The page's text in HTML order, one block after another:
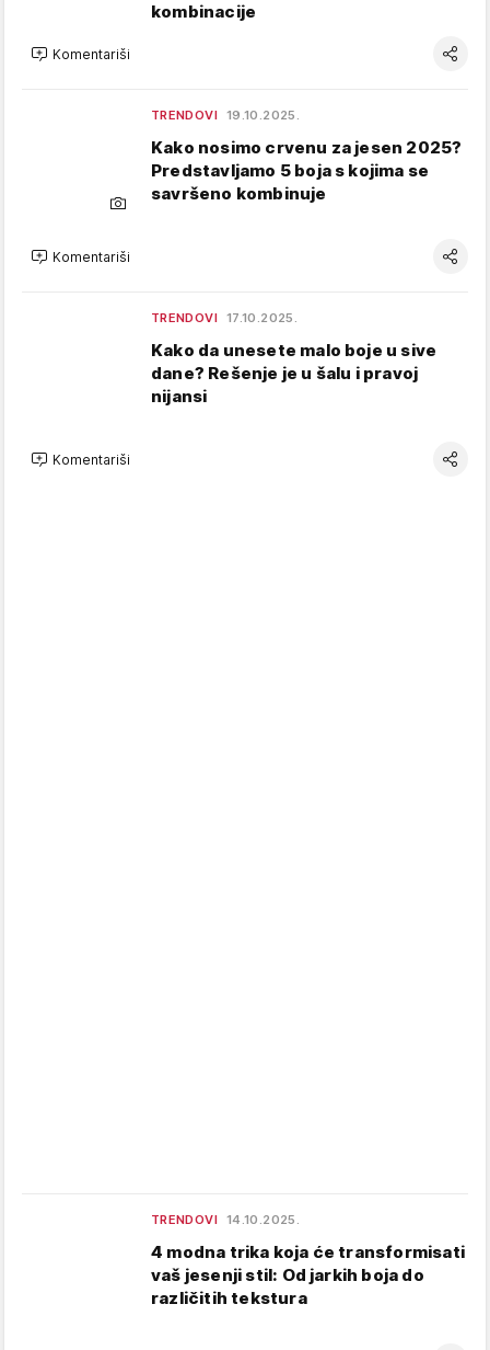
kombinacije
Komentariši
TRENDOVI 19.10.2025.
Kako nosimo crvenu za jesen 2025?
Predstavljamo 5 boja s kojima se
savršeno kombinuje
Komentariši
TRENDOVI 17.10.2025.
Kako da unesete malo boje u sive
dane? Rešenje je u šalu i pravoj
nijansi
Komentariši
TRENDOVI 14.10.2025.
4 modna trika koja će transformisati
vaš jesenji stil: Od jarkih boja do
različitih tekstura